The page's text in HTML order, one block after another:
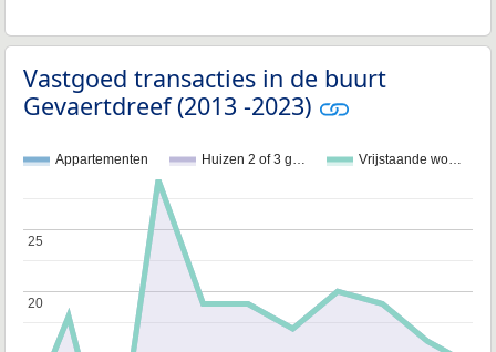
Vastgoed transacties in de buurt
Gevaertdreef (2013 -2023)
Appartementen Huizen 2 of 3 g… Vrijstaande wo…
20
20
25
25